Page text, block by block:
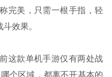
完美，只需一根手指，轻
效果。
这款单机手游仅有两处战
个区域，都离不开基本的